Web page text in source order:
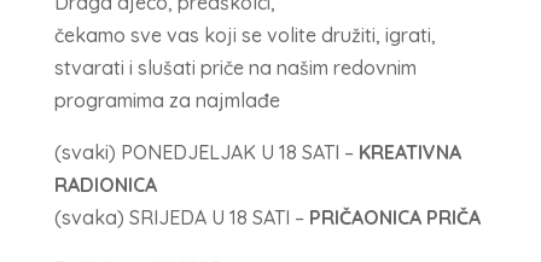
čekamo sve vas koji se volite družiti, igrati,
stvarati i slušati priče na našim redovnim
programima za najmlađe
(svaki) PONEDJELJAK U 18 SATI – KREATIVNA
RADIONICA
(svaka) SRIJEDA U 18 SATI – PRIČAONICA PRIČA